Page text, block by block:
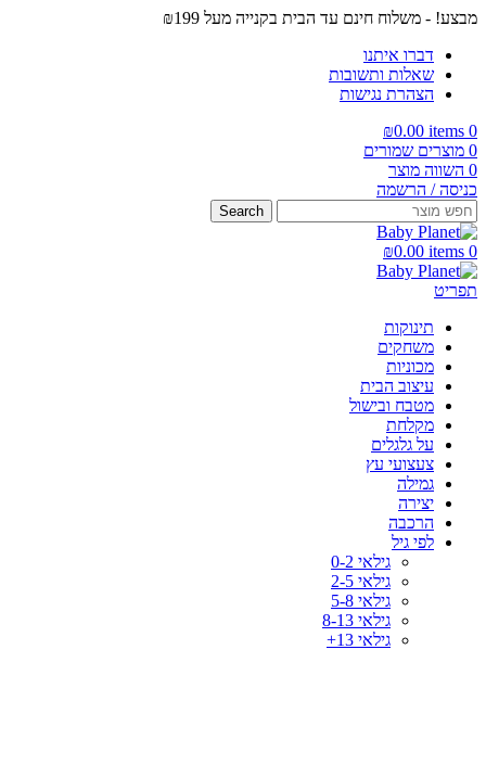
מבצע! - משלוח חינם עד הבית בקנייה מעל ₪199
דברו איתנו
שאלות ותשובות
הצהרת נגישות
0
items
₪0.00
0 מוצרים שמורים
0 השווה מוצר
כניסה / הרשמה
Search
0
items
₪0.00
תפריט
תינוקות
משחקים
מכוניות
עיצוב הבית
מטבח ובישול
מקלחת
על גלגלים
צעצועי עץ
גמילה
יצירה
הרכבה
לפי גיל
גילאי 0-2
גילאי 2-5
גילאי 5-8
גילאי 8-13
גילאי 13+